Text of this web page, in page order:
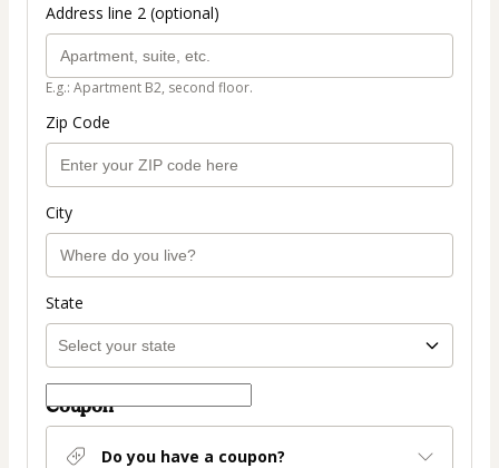
Address line 2 (optional)
E.g.: Apartment B2, second floor.
Zip Code
City
State
Coupon
Do you have a coupon?